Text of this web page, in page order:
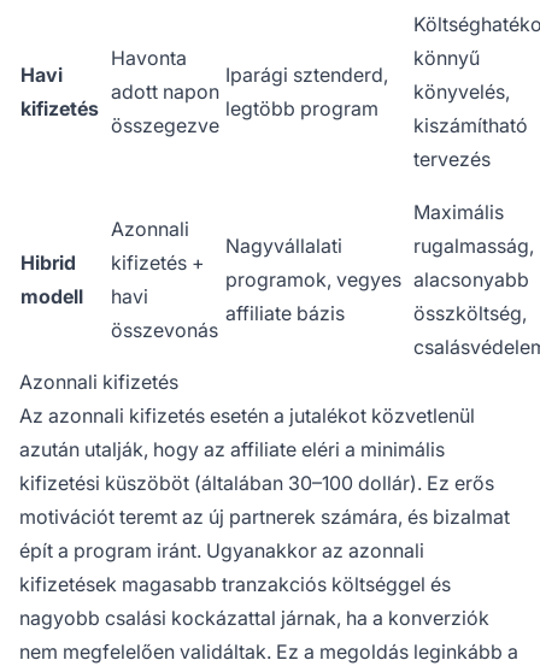
Havi
kifizetés
Havonta
adott napon
összegezve
Iparági sztenderd,
legtöbb program
könnyű
könyvelés,
kiszámítható
tervezés
Hibrid
modell
Azonnali
kifizetés +
havi
összevonás
Nagyvállalati
programok, vegyes
affiliate bázis
Maximális
rugalmasság,
alacsonyabb
összköltség,
Azonnali kifizetés
Az azonnali kifizetés esetén a jutalékot közvetlenül
azután utalják, hogy az affiliate eléri a minimális
kifizetési küszöböt (általában 30–100 dollár). Ez erős
motivációt teremt az új partnerek számára, és bizalmat
épít a program iránt. Ugyanakkor az azonnali
kifizetések magasabb tranzakciós költséggel és
nagyobb csalási kockázattal járnak, ha a konverziók
nem megfelelően validáltak. Ez a megoldás leginkább a